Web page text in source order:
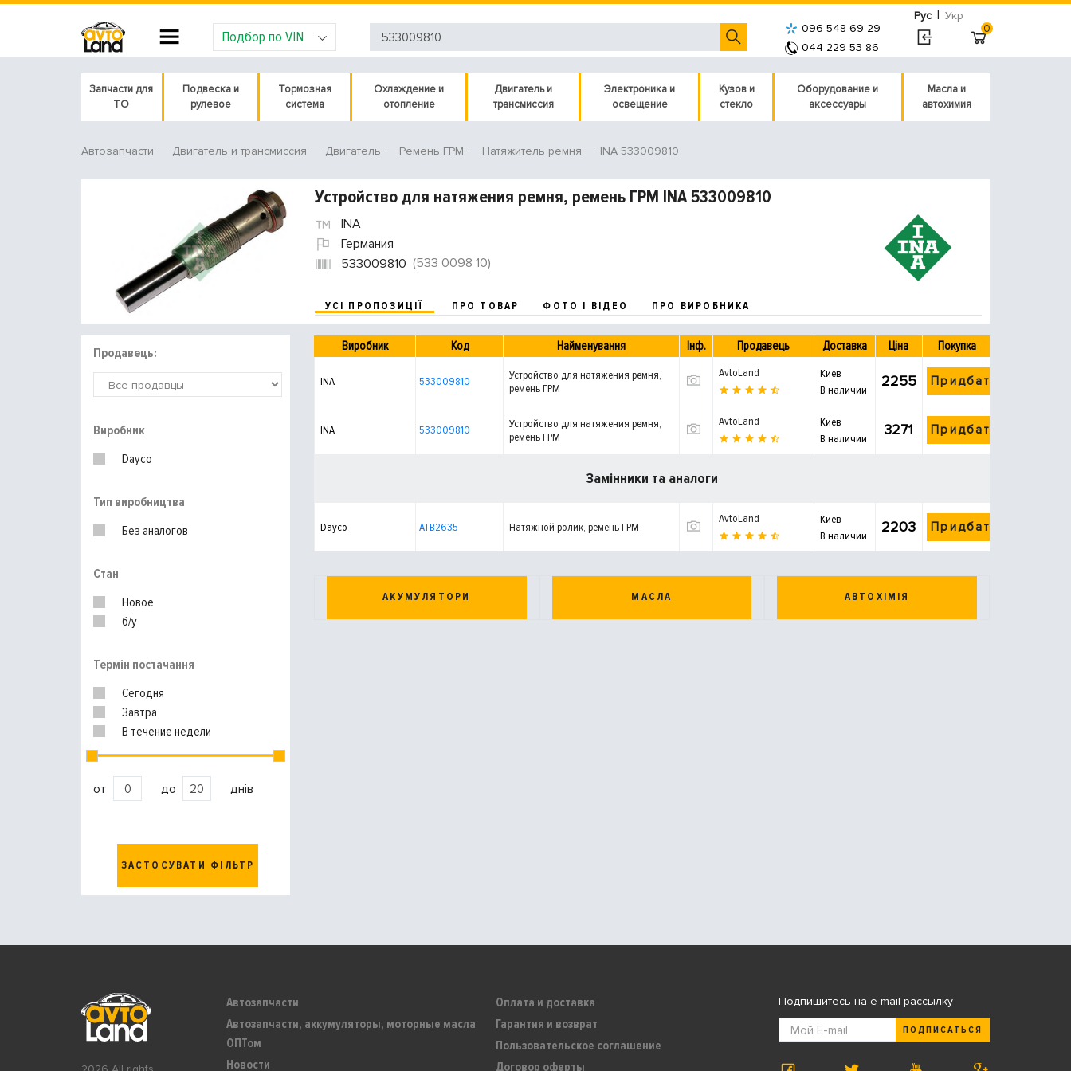
Рус | Укр
Подбор по VIN
096 548 69 29
044 229 53 86
0
Запчасти для
ТО
Подвеска и
рулевое
Тормозная
система
Охлаждение и
отопление
Двигатель и
трансмиссия
Электроника и
освещение
Кузов и
стекло
Оборудование и
аксессуары
Масла и
автохимия
Автозапчасти Двигатель и трансмиссия Двигатель Ремень ГРМ Натяжитель ремня INA 533009810
Устройство для натяжения ремня, ремень ГРМ INA 533009810
INA
Германия
533009810 (533 0098 10)
УСІ ПРОПОЗИЦІЇ ПРО ТОВАР ФОТО І ВІДЕО ПРО ВИРОБНИКА
Продавець:
Виробник
Dayco
Тип виробництва
Без аналогов
Стан
Новое
б/у
Термін постачання
Сегодня
Завтра
В течение недели
от до днів
ЗАСТОСУВАТИ ФІЛЬТР
Виробник Код Найменування Інф. Продавець Доставка Ціна Покупка
INA 533009810
Устройство для натяжения ремня,
ремень ГРМ
AvtoLand
Киев
В наличии
2255 Придбати
INA 533009810
Устройство для натяжения ремня,
ремень ГРМ
AvtoLand
Киев
В наличии
3271 Придбати
Замінники та аналоги
Dayco ATB2635 Натяжной ролик, ремень ГРМ
AvtoLand
Киев
В наличии
2203 Придбати
АКУМУЛЯТОРИ МАСЛА АВТОХІМІЯ
Автозапчасти
Автозапчасти, аккумуляторы, моторные масла
ОПТом
Новости
Оплата и доставка
Гарантия и возврат
Пользовательское соглашение
Договор оферты
Подпишитесь на e-mail рассылку
ПОДПИСАТЬСЯ